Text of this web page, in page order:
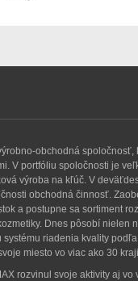
obchodná spoločnosť,
V portfóliu spoločnosti je
výroba na kľúč. V
obchodná činnosť.
a postupne sa sortiment
Dnes pôsobí nielen
riadenia kvality
miesto vo viac ako 30
rozvinul svoje aktivity aj vo